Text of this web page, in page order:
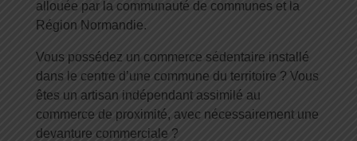
allouée par la communauté de communes et la
Région Normandie.
Vous possédez un commerce sédentaire installé
dans le centre d’une commune du territoire ? Vous
êtes un artisan indépendant assimilé au
commerce de proximité, avec nécessairement une
devanture commerciale ?